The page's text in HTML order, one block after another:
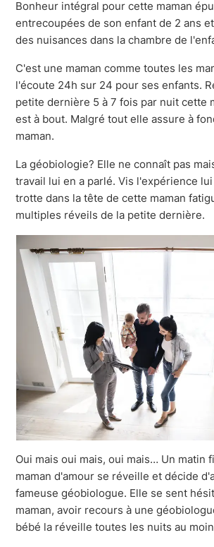
Bonheur intégral pour cette maman
entrecoupées de son enfant de 2 ans
des nuisances dans la chambre de
C'est une maman comme toutes les
l'écoute 24h sur 24 pour ses enfants.
petite dernière 5 à 7 fois par nuit cette
est à bout. Malgré tout elle assure à
maman.
La géobiologie? Elle ne connaît pas
travail lui en a parlé. Vis l'expérience
trotte dans la tête de cette maman
multiples réveils de la petite dernière.
Oui mais oui mais, oui mais… Un matin
maman d'amour se réveille et décide
fameuse géobiologue. Elle se sent
maman, avoir recours à une
bébé la réveille toutes les nuits au